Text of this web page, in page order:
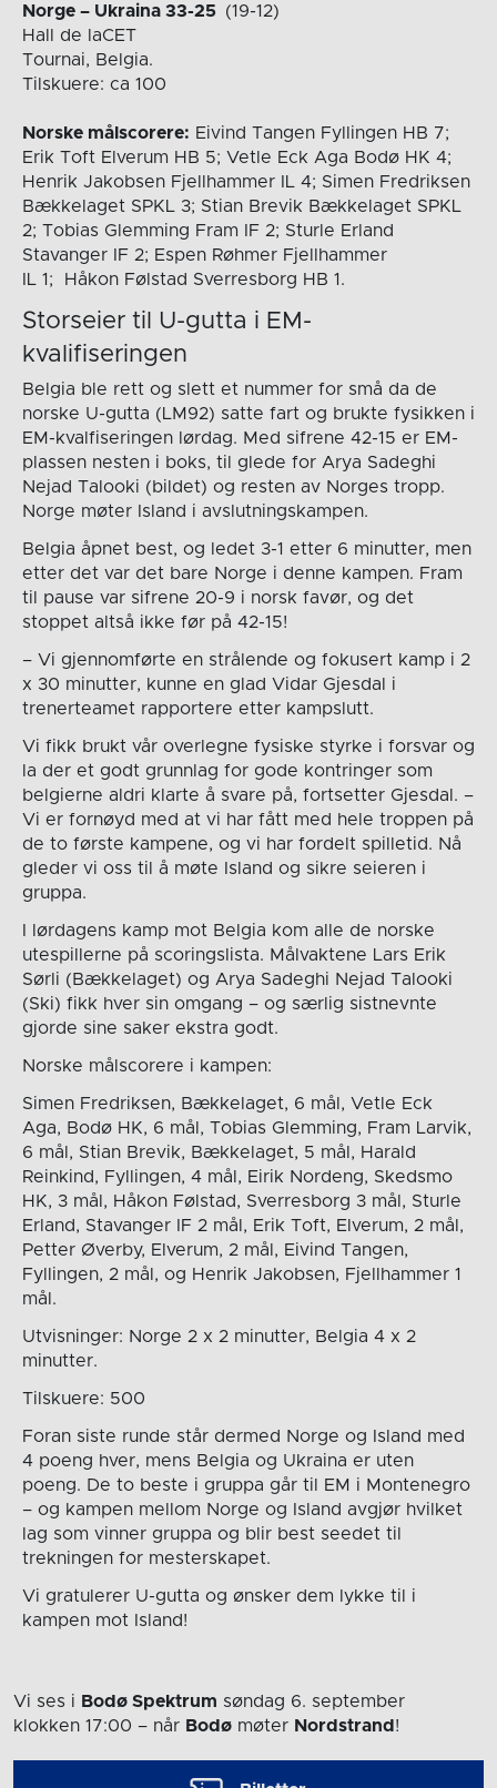
Norge – Ukraina 33-25 (19-12)
Hall de laCET
Tournai, Belgia.
Tilskuere: ca 100
Norske målscorere: Eivind Tangen Fyllingen HB 7;
Erik Toft Elverum HB 5; Vetle Eck Aga Bodø HK 4;
Henrik Jakobsen Fjellhammer IL 4; Simen Fredriksen
Bækkelaget SPKL 3; Stian Brevik Bækkelaget SPKL
2; Tobias Glemming Fram IF 2; Sturle Erland
Stavanger IF 2; Espen Røhmer Fjellhammer
IL 1; Håkon Følstad Sverresborg HB 1.
Storseier til U-gutta i EM-
kvalifiseringen
Belgia ble rett og slett et nummer for små da de
norske U-gutta (LM92) satte fart og brukte fysikken i
EM-kvalfiseringen lørdag. Med sifrene 42-15 er EM-
plassen nesten i boks, til glede for Arya Sadeghi
Nejad Talooki (bildet) og resten av Norges tropp.
Norge møter Island i avslutningskampen.
Belgia åpnet best, og ledet 3-1 etter 6 minutter, men
etter det var det bare Norge i denne kampen. Fram
til pause var sifrene 20-9 i norsk favør, og det
stoppet altså ikke før på 42-15!
– Vi gjennomførte en strålende og fokusert kamp i 2
x 30 minutter, kunne en glad Vidar Gjesdal i
trenerteamet rapportere etter kampslutt.
Vi fikk brukt vår overlegne fysiske styrke i forsvar og
la der et godt grunnlag for gode kontringer som
belgierne aldri klarte å svare på, fortsetter Gjesdal. –
Vi er fornøyd med at vi har fått med hele troppen på
de to første kampene, og vi har fordelt spilletid. Nå
gleder vi oss til å møte Island og sikre seieren i
gruppa.
I lørdagens kamp mot Belgia kom alle de norske
utespillerne på scoringslista. Målvaktene Lars Erik
Sørli (Bækkelaget) og Arya Sadeghi Nejad Talooki
(Ski) fikk hver sin omgang – og særlig sistnevnte
gjorde sine saker ekstra godt.
Norske målscorere i kampen:
Simen Fredriksen, Bækkelaget, 6 mål, Vetle Eck
Aga, Bodø HK, 6 mål, Tobias Glemming, Fram Larvik,
6 mål, Stian Brevik, Bækkelaget, 5 mål, Harald
Reinkind, Fyllingen, 4 mål, Eirik Nordeng, Skedsmo
HK, 3 mål, Håkon Følstad, Sverresborg 3 mål, Sturle
Erland, Stavanger IF 2 mål, Erik Toft, Elverum, 2 mål,
Petter Øverby, Elverum, 2 mål, Eivind Tangen,
Fyllingen, 2 mål, og Henrik Jakobsen, Fjellhammer 1
mål.
Utvisninger: Norge 2 x 2 minutter, Belgia 4 x 2
minutter.
Tilskuere: 500
Foran siste runde står dermed Norge og Island med
4 poeng hver, mens Belgia og Ukraina er uten
poeng. De to beste i gruppa går til EM i Montenegro
– og kampen mellom Norge og Island avgjør hvilket
lag som vinner gruppa og blir best seedet til
trekningen for mesterskapet.
Vi gratulerer U-gutta og ønsker dem lykke til i
kampen mot Island!
Vi ses i Bodø Spektrum søndag 6. september
klokken 17:00 – når Bodø møter Nordstrand !